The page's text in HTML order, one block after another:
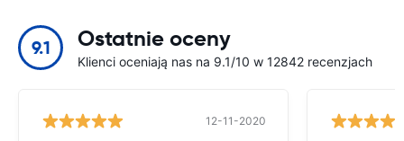
9.1 Ostatnie oceny
Klienci oceniają nas na 9.1/10 w 12842 recenzjach
12-11-2020